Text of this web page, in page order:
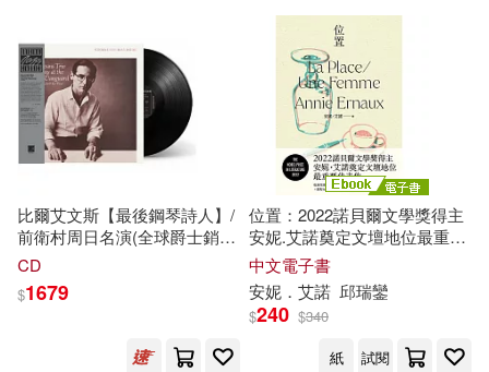
比爾艾文斯【最後鋼琴詩人】/
前衛村周日名演(全球爵士銷售
頂流專輯-最新重製特別版)(LP
Sunday At The Village
Classics-New Reissue) (LP))
CD
$1679
位置：2022諾貝爾文學獎得主
安妮.艾諾奠定文壇地位最重要
的代表作，收錄榮獲法國三大
文學獎「荷諾多獎」的《位
置》+凝視女性生命的《一個女
人》 (電子書)
中文電子書
安妮．艾諾 邱瑞鑾
$240 $340
紙
試閱